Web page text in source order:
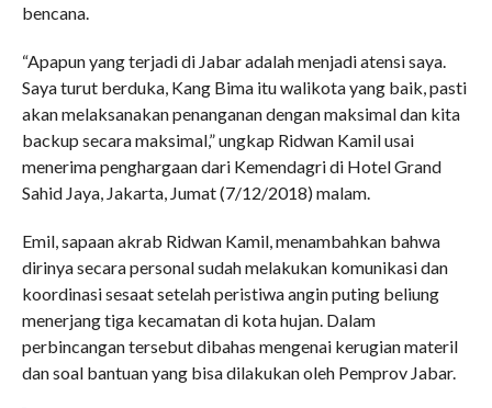
bencana.
“Apapun yang terjadi di Jabar adalah menjadi atensi saya.
Saya turut berduka, Kang Bima itu walikota yang baik, pasti
akan melaksanakan penanganan dengan maksimal dan kita
backup secara maksimal,” ungkap Ridwan Kamil usai
menerima penghargaan dari Kemendagri di Hotel Grand
Sahid Jaya, Jakarta, Jumat (7/12/2018) malam.
Emil, sapaan akrab Ridwan Kamil, menambahkan bahwa
dirinya secara personal sudah melakukan komunikasi dan
koordinasi sesaat setelah peristiwa angin puting beliung
menerjang tiga kecamatan di kota hujan. Dalam
perbincangan tersebut dibahas mengenai kerugian materil
dan soal bantuan yang bisa dilakukan oleh Pemprov Jabar.